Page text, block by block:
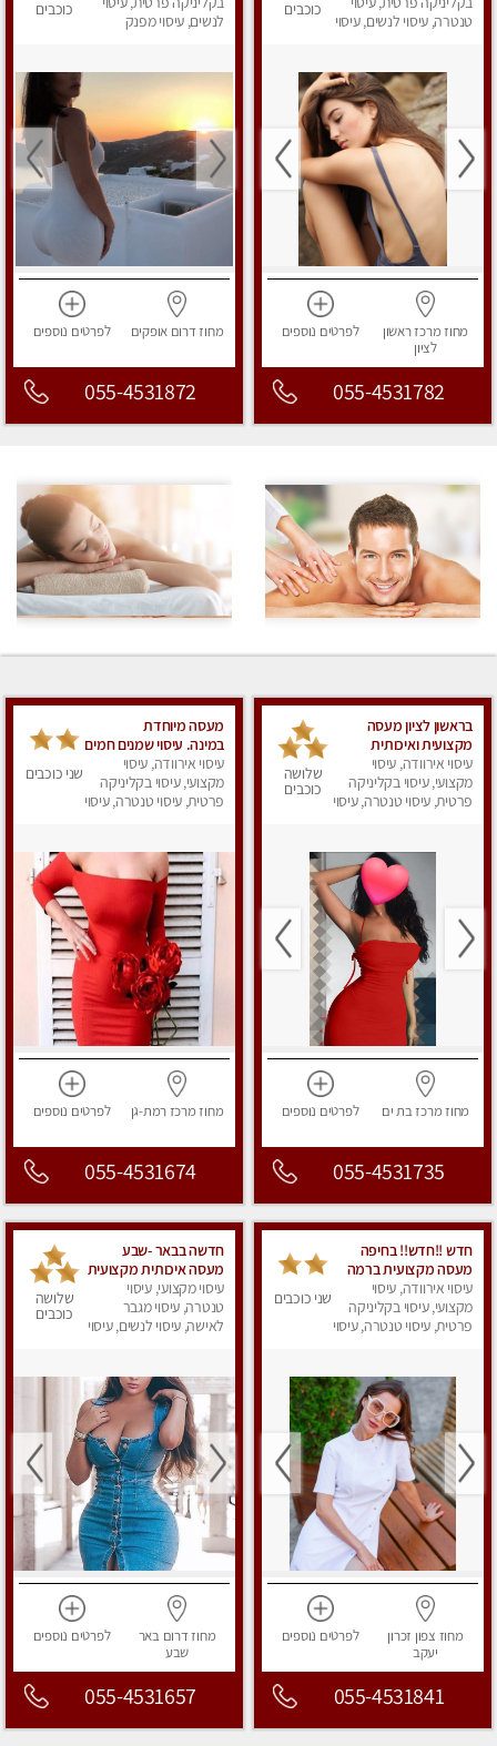
טנטרה, עיסוי לנשים, עיסוי
כוכבים
מחוז מרכזראשון
לציון
לפרטים נוספים
055-4531782
לנשים, עיסוי מפנק
כוכבים
מחוז דרום אופקים לפרטים נוספים
055-4531872
בראשון לציון מעסה
מקצועית ואיכותית
פרטי!!! ללא מין !!
עיסוי אירוודה, עיסוי
מקצועי, עיסוי בקליניקה
פרטית, עיסוי טנטרה, עיסוי
שלושה
כוכבים
מחוז מרכז בת ים לפרטים נוספים
055-4531735
מעסה מיוחדת
במינה. עיסוי שמנים חמים
עיסוי אירוודה, עיסוי
מקצועי, עיסוי בקליניקה
פרטית, עיסוי טנטרה, עיסוי
שני כוכבים
מחוז מרכז רמת-גן לפרטים נוספים
055-4531674
חדש !!חדש!! בחיפה
מעסה מקצועית ברמה
גבוה
עיסוי אירוודה, עיסוי
מקצועי, עיסוי בקליניקה
פרטית, עיסוי טנטרה, עיסוי
שני כוכבים
מחוז צפון זכרון
יעקב
לפרטים נוספים
055-4531841
חדשה בבאר -שבע
מעסה איכותית מקצועית
ומפנקת
עיסוי מקצועי, עיסוי
טנטרה, עיסוי מגבר
לאישה, עיסוי לנשים, עיסוי
שלושה
כוכבים
מחוז דרום באר
שבע
לפרטים נוספים
055-4531657